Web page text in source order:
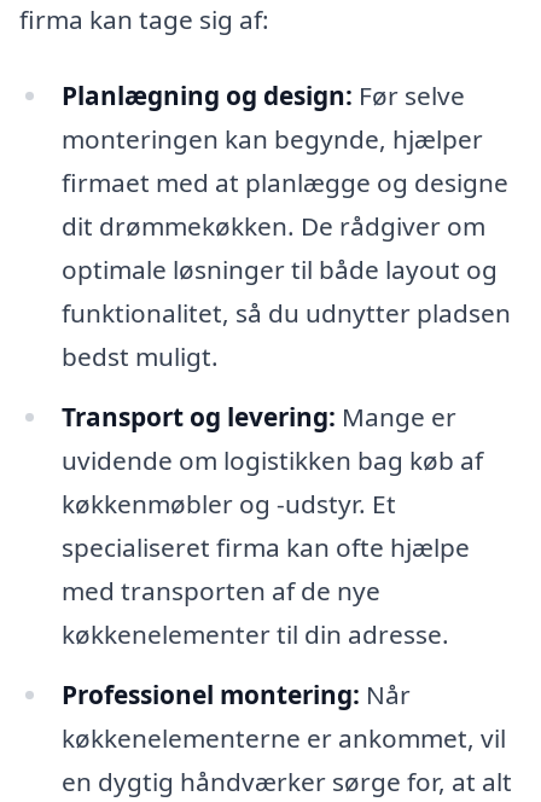
firma kan tage sig af:
Planlægning og design: Før selve
monteringen kan begynde, hjælper
firmaet med at planlægge og designe
dit drømmekøkken. De rådgiver om
optimale løsninger til både layout og
funktionalitet, så du udnytter pladsen
bedst muligt.
Transport og levering: Mange er
uvidende om logistikken bag køb af
køkkenmøbler og -udstyr. Et
specialiseret firma kan ofte hjælpe
med transporten af de nye
køkkenelementer til din adresse.
Professionel montering: Når
køkkenelementerne er ankommet, vil
en dygtig håndværker sørge for, at alt